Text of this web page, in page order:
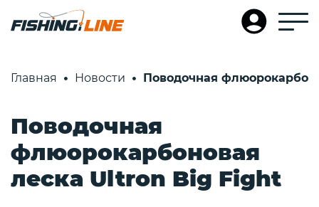
Главная Новости Поводочная
Поводочная
флюорокарбоновая
леска Ultron Big Fight